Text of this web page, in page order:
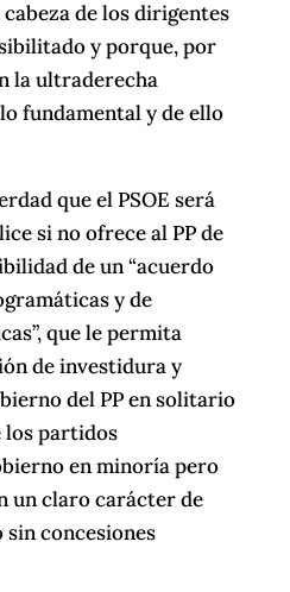
de los dirigentes
y porque, por
la ultraderecha
fundamental y de ello
que el PSOE será
si no ofrece al PP de
de un “acuerdo
y de
que le permita
de investidura y
del PP en solitario
los partidos
en minoría pero
un claro carácter de
concesiones